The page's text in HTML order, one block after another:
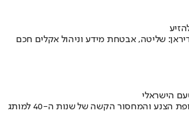
שליטה, אבטחת מידע וניהול אקלים חכם
הישראלי
איך אסם הפכה את תקופת הצנע והמחסור הקשה של שנות ה-40 למותג